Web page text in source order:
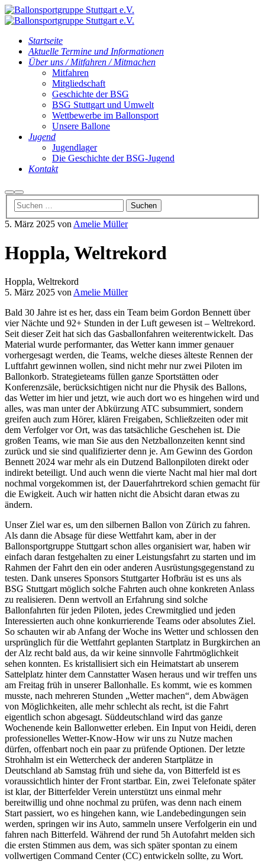
Startseite
Aktuelle Termine und Informationen
Über uns / Mitfahren / Mitmachen
Mitfahren
Mitgliedschaft
Geschichte der BSG
BSG Stuttgart und Umwelt
Wettbewerbe im Ballonsport
Unsere Ballone
Jugend
Jugendlager
Die Geschichte der BSG-Jugend
Kontakt
Suchen
Hauptmenü
5. März 2025 von Amelie Müller
Hoppla, Weltrekord
Hoppla, Weltrekord
5. März 2025 vonAmelie Müller
Bald 30 Jahre ist es her, dass ein Team beim Gordon Bennett über
vier Nächte und 92+ Stunden in der Luft gewesen ist – Weltrekord.
Seit dieser Zeit hat sich das Gasballonfahren weiterentwickelt. Das
Material wurde performanter, das Wetter kann immer genauer
vorhergesagt werden, die Teams, welche dieses älteste Rennen der
Luftfahrt gewinnen wollen, sind nicht mehr nur zwei Piloten im
Ballonkorb. Strategieteams füllen ganze Sportstätten oder
Konferenzsäle, berücksichtigen nicht nur die Physik des Ballons,
das Wetter im hier und jetzt, wie auch dort wo es hingehen wird und
alles, was man unter der Abkürzung ATC subsummiert, sondern
greifen auch zum Hörer, klären Freigaben, Schließzeiten oder mit
dem Verfolger vor Ort, was das tatsächliche Geschehen ist. Die
großen Teams, wie man Sie aus den Netzballonzeiten kennt sind
zurück und sie sind qualifizierter denn je. Am Gewinn des Gordon
Bennett 2024 war mehr als ein Dutzend Ballonpiloten direkt oder
indirekt beteiligt. Und auch wenn die vierte Nacht mal hier mal dort
nochmal vorgekommen ist, der Dauerfahrtrekord schien gemacht für
die Ewigkeit. Auch wir hatten nicht die Absicht daran etwas zu
ändern.
Unser Ziel war es, um den silbernen Ballon von Zürich zu fahren.
Als dann die Absage für diese Wettfahrt kam, aber in der
Ballonsportgruppe Stuttgart schon alles organisiert war, haben wir
einfach daran festgehalten zu einer Leistungsfahrt zu starten und im
Rahmen der Fahrt den ein oder anderen Ausrüstungsgegenstand zu
testen. Dank unseres Sponsors Stuttgarter Hofbräu ist es uns als
BSG Stuttgart möglich solche Fahrten auch ohne konkreten Anlass
zu realisieren. Denn wertvoll an Erfahrung sind solche
Ballonfahrten für jeden Piloten, jedes Crewmitglied und jeden
Interessierten auch ohne konkurrierende Teams oder absolutes Ziel.
So schauten wir ab Anfang der Woche ins Wetter und schlossen den
ursprünglich für die Wettfahrt geplanten Startplatz in Burgkirchen an
der Alz recht bald aus, da wir keine sinnvolle Fahrtmöglichkeit
sehen konnten. Es kristallisiert sich ein Heimatstart ab unserem
Sattelplatz hinter dem Cannstatter Wasen heraus und wir treffen uns
am Freitag früh in unserer Ballonhalle. Es kommt, wie es kommen
musste, nach mehreren Stunden „Wetter machen“, dem Abwägen
von Möglichkeiten, alle mehr schlecht als recht, ist die Fahrt
eigentlich schon abgesagt. Süddeutschland wird das ganze
Wochenende kein Ballonwetter erleben. Ein Input von Heidi, deren
professionelles Wetter-Know-How wir uns zu Nutze machen
dürfen, offenbart noch ein paar zu prüfende Optionen. Der letzte
Strohhalm ist ein Wettercheck der anderen Startplätze in
Deutschland ab Samstag früh und siehe da, von Bitterfeld ist es
voraussichtlich hinter der Front startbar. Ein, zwei Telefonate später
ist klar, der Bitterfelder Verein unterstützt uns einmal mehr
bereitwillig und ohne nochmal zu prüfen, was denn nach einem
Start passiert, wo es hingehen kann, wie Landebedingungen sein
werden, springen wir ins Auto, sammeln unsere Verfolgerin ein und
fahren nach Bitterfeld. Während der rund 5h Autofahrt melden sich
die ersten Stimmen aus dem, was sich später spontan zu einem
vollwertigen Command Center (CC) entwickeln sollte, zu Wort.